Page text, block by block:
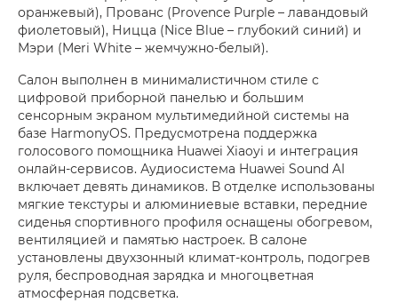
оранжевый), Прованс (Provence Purple – лавандовый
фиолетовый), Ницца (Nice Blue – глубокий синий) и
Мэри (Meri White – жемчужно-белый).
Салон выполнен в минималистичном стиле с
цифровой приборной панелью и большим
сенсорным экраном мультимедийной системы на
базе HarmonyOS. Предусмотрена поддержка
голосового помощника Huawei Xiaoyi и интеграция
онлайн-сервисов. Аудиосистема Huawei Sound AI
включает девять динамиков. В отделке использованы
мягкие текстуры и алюминиевые вставки, передние
сиденья спортивного профиля оснащены обогревом,
вентиляцией и памятью настроек. В салоне
установлены двухзонный климат-контроль, подогрев
руля, беспроводная зарядка и многоцветная
атмосферная подсветка.